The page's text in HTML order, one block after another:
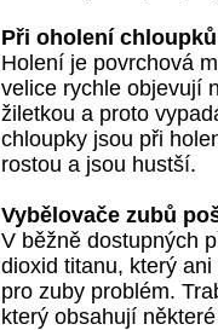
Při oholení
Holení je povrchová
velice rychle objevují
žiletkou a proto
chloupky jsou při
rostou a jsou hustší.
Vybělovače zubů
V běžně dostupných
dioxid titanu, který
pro zuby problém.
který obsahují